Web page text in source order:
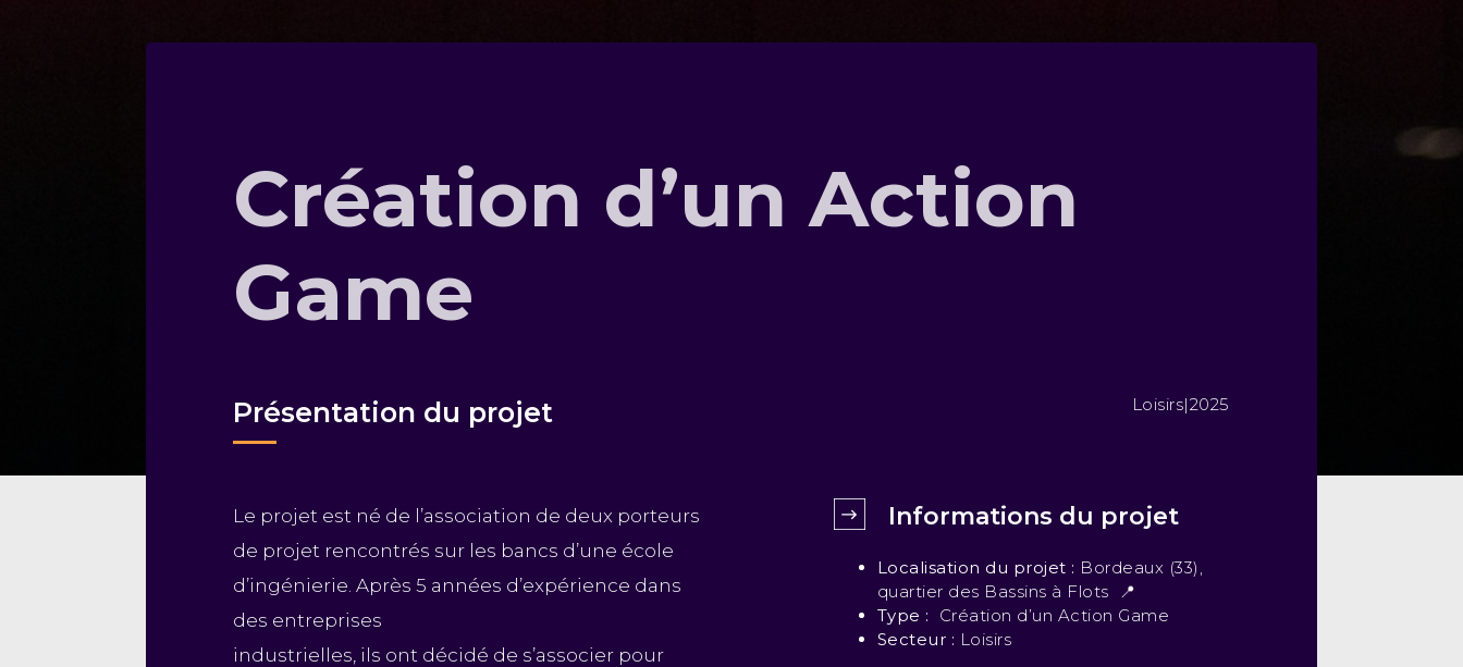
Création d’un Action
Game
Présentation du projet Loisirs|2025
Le projet est né de l’association de deux porteurs
de projet rencontrés sur les bancs d’une école
d’ingénierie. Après 5 années d’expérience dans
des entreprises
industrielles, ils ont décidé de s’associer pour
Informations du projet
Localisation du projet : Bordeaux (33),
quartier des Bassins à Flots 📍
Type : Création d’un Action Game
Secteur : Loisirs